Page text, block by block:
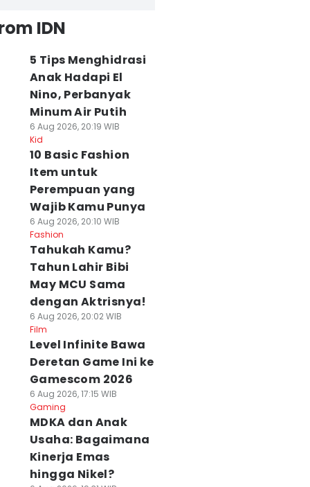
IDN
5 Tips Menghidrasi
Anak Hadapi El
Nino, Perbanyak
Minum Air Putih
6 Aug 2026, 20:19 WIB
Kid
10 Basic Fashion
Item untuk
Perempuan yang
Wajib Kamu Punya
6 Aug 2026, 20:10 WIB
Fashion
Tahukah Kamu?
Tahun Lahir Bibi
May MCU Sama
dengan Aktrisnya!
6 Aug 2026, 20:02 WIB
Film
Level Infinite Bawa
Deretan Game Ini ke
Gamescom 2026
6 Aug 2026, 17:15 WIB
Gaming
MDKA dan Anak
Usaha: Bagaimana
Kinerja Emas
hingga Nikel?